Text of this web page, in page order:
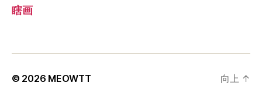
瞎画
© 2026 MEOWTT 向上 ↑